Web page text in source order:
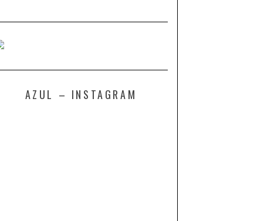
AZUL – INSTAGRAM